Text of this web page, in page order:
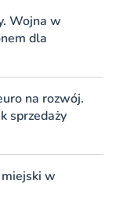
Wojna w
dla
na rozwój.
sprzedaży
w